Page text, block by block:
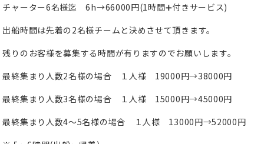
チャーター6名様迄 6h→66000円(1時間➕付きサービス)
出船時間は先着の2名様チームと決めさせて頂きます。
残りのお客様を募集する時間が有りますのでお願いします。
最終集まり人数2名様の場合 １人様 19000円→38000円
最終集まり人数3名様の場合 １人様 15000円→45000円
最終集まり人数4〜5名様の場合 １人様 13000円→52000円